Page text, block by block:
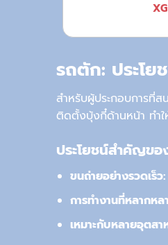
รถตัก: ประโย
สำหรับผู้ประกอบการที่สน
ติดตั้งบุ้งกี๋ด้านหน้า ทำ
ประโยชน์สำคัญข
ขนถ่ายอย่างรวดเร็ว:
การทำงานที่หลากหล
เหมาะกับหลายอุตสา